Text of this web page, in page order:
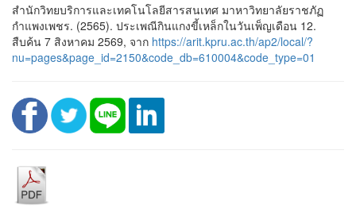
สำนักวิทยบริการและเทคโนโลยีสารสนเทศ มาหาวิทยาลัยราชภัฏ
กำแพงเพชร. (2565). ประเพณีกินแกงขี้เหล็กในวันเพ็ญเดือน 12.
สืบค้น 7 สิงหาคม 2569, จาก https://arit.kpru.ac.th/ap2/local/?
nu=pages&page_id=2150&code_db=610004&code_type=01